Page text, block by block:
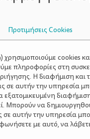
μέθοδο.
Προτιμήσεις Cookies
) χρησιμοποιούμε cookies
πληροφορίες στη
Η διαφήμιση
αυτήν την υπηρεσία
εξατομικευμένη
Μπορούν να
αυτήν την υπηρεσία
με αυτό, να